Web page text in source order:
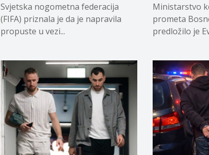
Svjetska nogometna federacija
(FIFA) priznala je da je napravila
propuste u vezi...
Ministarstvo
prometa
predložilo je